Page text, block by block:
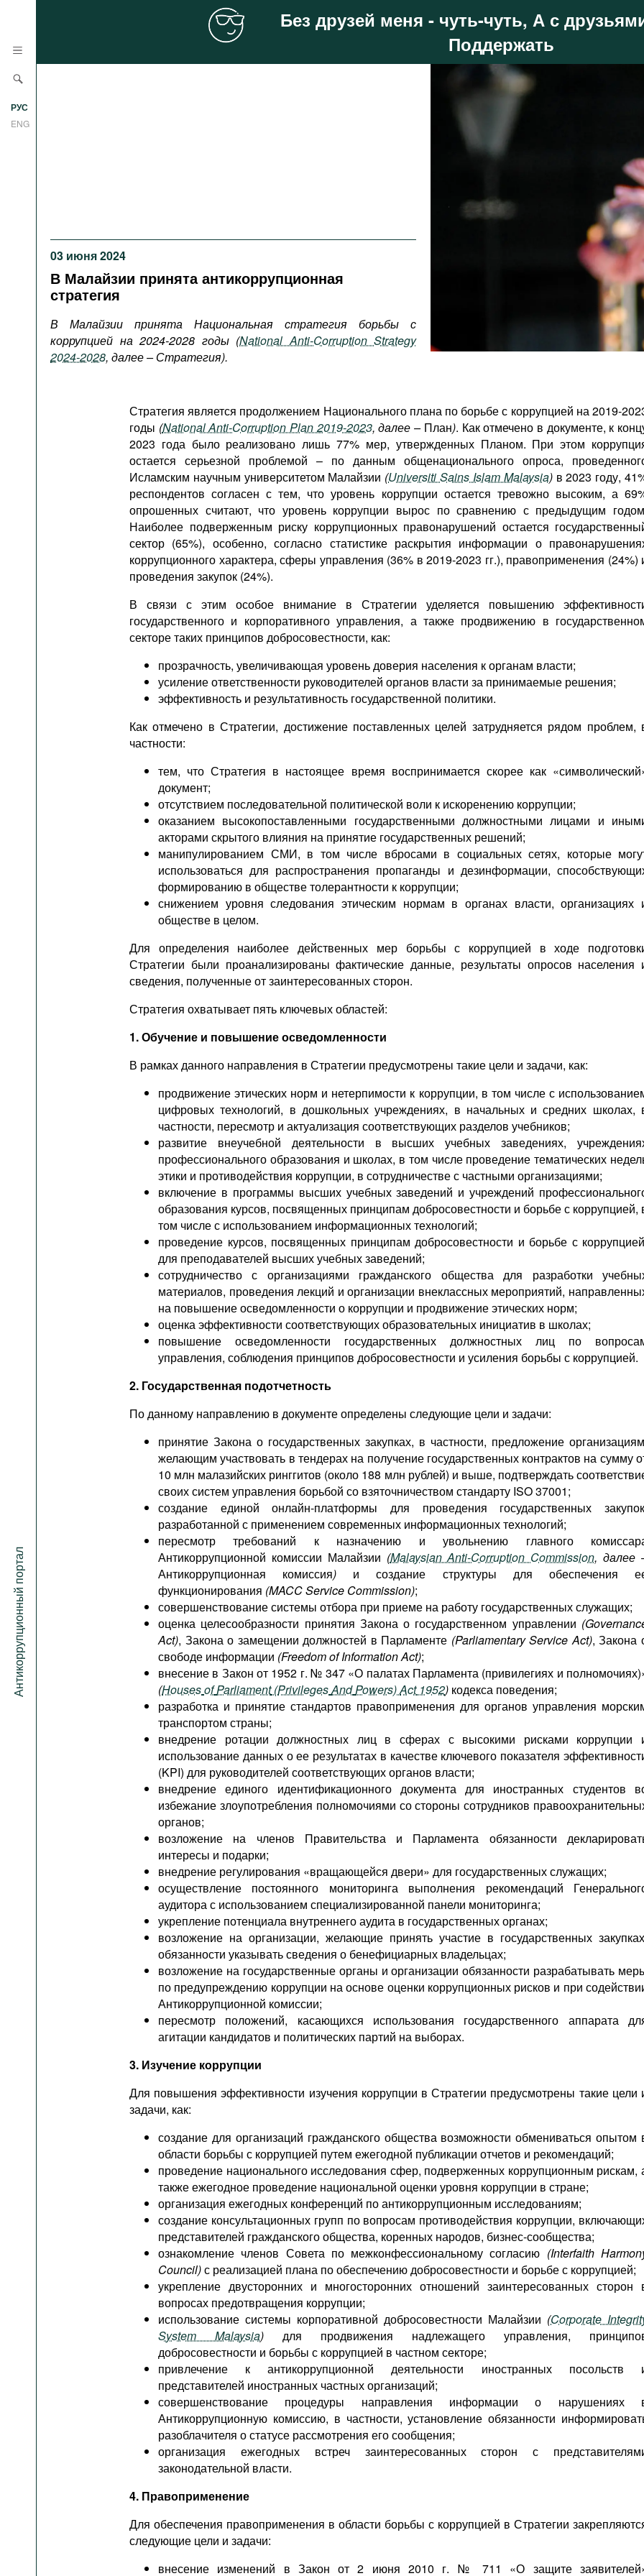
РУС
ENG
Антикоррупционный портал
Документы международных
организаций
Фильмы
Подкасты
Книжная полка
Без друзей меня - чуть-чуть, А с
Поддержать
03 июня 2024
В Малайзии принята антикоррупционная
стратегия
В Малайзии принята Национальная стратегия борьбы с
коррупцией на 2024-2028 годы (National Anti-Corruption Strategy
2024-2028, далее – Стратегия).
Стратегия является продолжением Национального плана по борьбе с коррупцией на 2019-
годы (National Anti-Corruption Plan 2019-2023, далее – План). Как отмечено в документе, к
2023 года было реализовано лишь 77% мер, утвержденных Планом. При этом
остается серьезной проблемой – по данным общенационального опроса,
Исламским научным университетом Малайзии (Universiti Sains Islam Malaysia) в 2023 году,
респондентов согласен с тем, что уровень коррупции остается тревожно высоким, а
опрошенных считают, что уровень коррупции вырос по сравнению с предыдущим
Наиболее подверженным риску коррупционных правонарушений остается
сектор (65%), особенно, согласно статистике раскрытия информации о
коррупционного характера, сферы управления (36% в 2019-2023 гг.), правоприменения (24%)
проведения закупок (24%).
В связи с этим особое внимание в Стратегии уделяется повышению
государственного и корпоративного управления, а также продвижению в
секторе таких принципов добросовестности, как:
прозрачность, увеличивающая уровень доверия населения к органам власти;
усиление ответственности руководителей органов власти за принимаемые решения;
эффективность и результативность государственной политики.
Как отмечено в Стратегии, достижение поставленных целей затрудняется рядом проблем,
частности:
тем, что Стратегия в настоящее время воспринимается скорее как
документ;
отсутствием последовательной политической воли к искоренению коррупции;
оказанием высокопоставленными государственными должностными лицами и
акторами скрытого влияния на принятие государственных решений;
манипулированием СМИ, в том числе вбросами в социальных сетях, которые
использоваться для распространения пропаганды и дезинформации,
формированию в обществе толерантности к коррупции;
снижением уровня следования этическим нормам в органах власти, организациях
обществе в целом.
Для определения наиболее действенных мер борьбы с коррупцией в ходе
Стратегии были проанализированы фактические данные, результаты опросов населения
сведения, полученные от заинтересованных сторон.
Стратегия охватывает пять ключевых областей:
1. Обучение и повышение осведомленности
В рамках данного направления в Стратегии предусмотрены такие цели и задачи, как:
продвижение этических норм и нетерпимости к коррупции, в том числе с
цифровых технологий, в дошкольных учреждениях, в начальных и средних школах,
частности, пересмотр и актуализация соответствующих разделов учебников;
развитие внеучебной деятельности в высших учебных заведениях,
профессионального образования и школах, в том числе проведение тематических
этики и противодействия коррупции, в сотрудничестве с частными организациями;
включение в программы высших учебных заведений и учреждений
образования курсов, посвященных принципам добросовестности и борьбе с коррупцией,
том числе с использованием информационных технологий;
проведение курсов, посвященных принципам добросовестности и борьбе с
для преподавателей высших учебных заведений;
сотрудничество с организациями гражданского общества для разработки
материалов, проведения лекций и организации внеклассных мероприятий,
на повышение осведомленности о коррупции и продвижение этических норм;
оценка эффективности соответствующих образовательных инициатив в школах;
повышение осведомленности государственных должностных лиц по
управления, соблюдения принципов добросовестности и усиления борьбы с коррупцией.
2. Государственная подотчетность
По данному направлению в документе определены следующие цели и задачи:
принятие Закона о государственных закупках, в частности, предложение
желающим участвовать в тендерах на получение государственных контрактов на сумму
10 млн малазийских ринггитов (около 188 млн рублей) и выше, подтверждать
своих систем управления борьбой со взяточничеством стандарту ISO 37001;
создание единой онлайн-платформы для проведения государственных
разработанной с применением современных информационных технологий;
пересмотр требований к назначению и увольнению главного
Антикоррупционной комиссии Малайзии (Malaysian Anti-Corruption Commission, далее
Антикоррупционная комиссия) и создание структуры для обеспечения
функционирования (MACC Service Commission);
совершенствование системы отбора при приеме на работу государственных служащих;
оценка целесообразности принятия Закона о государственном управлении
Act), Закона о замещении должностей в Парламенте (Parliamentary Service Act), Закона
свободе информации (Freedom of Information Act);
внесение в Закон от 1952 г. № 347 «О палатах Парламента (привилегиях и
(HousesofParliament(PrivilegesAndPowers)Act1952) кодекса поведения;
разработка и принятие стандартов правоприменения для органов управления
транспортом страны;
внедрение ротации должностных лиц в сферах с высокими рисками коррупции
использование данных о ее результатах в качестве ключевого показателя
(KPI) для руководителей соответствующих органов власти;
внедрение единого идентификационного документа для иностранных студентов
избежание злоупотребления полномочиями со стороны сотрудников
органов;
возложение на членов Правительства и Парламента обязанности
интересы и подарки;
внедрение регулирования «вращающейся двери» для государственных служащих;
осуществление постоянного мониторинга выполнения рекомендаций
аудитора с использованием специализированной панели мониторинга;
укрепление потенциала внутреннего аудита в государственных органах;
возложение на организации, желающие принять участие в государственных
обязанности указывать сведения о бенефициарных владельцах;
возложение на государственные органы и организации обязанности разрабатывать
по предупреждению коррупции на основе оценки коррупционных рисков и при
Антикоррупционной комиссии;
пересмотр положений, касающихся использования государственного аппарата
агитации кандидатов и политических партий на выборах.
3. Изучение коррупции
Для повышения эффективности изучения коррупции в Стратегии предусмотрены такие цели
задачи, как:
создание для организаций гражданского общества возможности обмениваться опытом
области борьбы с коррупцией путем ежегодной публикации отчетов и рекомендаций;
проведение национального исследования сфер, подверженных коррупционным рискам,
также ежегодное проведение национальной оценки уровня коррупции в стране;
организация ежегодных конференций по антикоррупционным исследованиям;
создание консультационных групп по вопросам противодействия коррупции,
представителей гражданского общества, коренных народов, бизнес-сообщества;
ознакомление членов Совета по межконфессиональному согласию (Interfaith
Council)с реализацией плана по обеспечению добросовестности и борьбе с коррупцией;
укрепление двусторонних и многосторонних отношений заинтересованных сторон
вопросах предотвращения коррупции;
использование системы корпоративной добросовестности Малайзии (Corporate
System Malaysia) для продвижения надлежащего управления,
добросовестности и борьбы с коррупцией в частном секторе;
привлечение к антикоррупционной деятельности иностранных посольств
представителей иностранных частных организаций;
совершенствование процедуры направления информации о нарушениях
Антикоррупционную комиссию, в частности, установление обязанности
разоблачителя о статусе рассмотрения его сообщения;
организация ежегодных встреч заинтересованных сторон с
законодательной власти.
4. Правоприменение
Для обеспечения правоприменения в области борьбы с коррупцией в Стратегии
следующие цели и задачи:
внесение изменений в Закон от 2 июня 2010 г. № 711 «О защите